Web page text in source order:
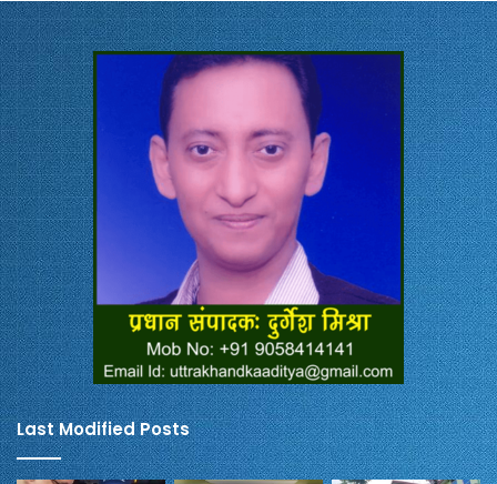
Last Modified Posts